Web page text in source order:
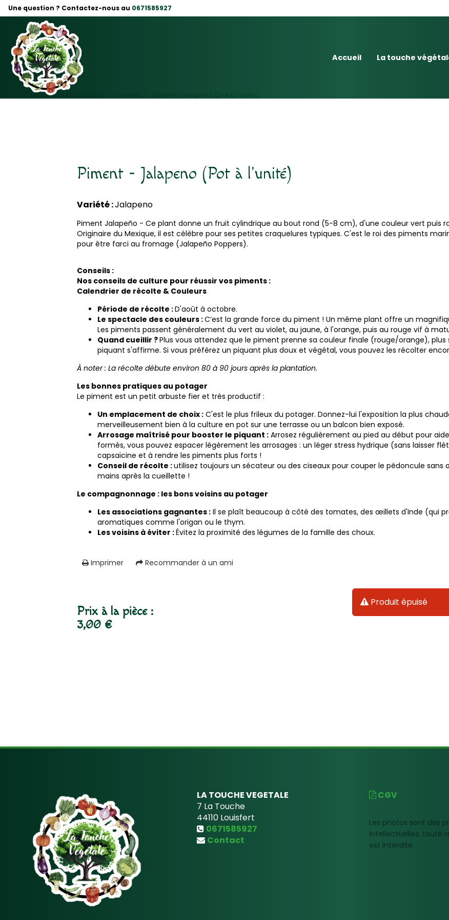
Accueil La touche
plants potagers
Piment - Jalapeno (Pot à l'unité)
Variété :Jalapeno
Piment Jalapeño - Ce plant donne un fruit cylindrique au bout rond (5-8 cm), d'une couleur vert puis
Originaire du Mexique, il est célèbre pour ses petites craquelures typiques. C'est le roi des piments
pour être farci au fromage (Jalapeño Poppers).
Conseils :
Nos conseils de culture pour réussir vos piments :
Calendrier de récolte & Couleurs
Période de récolte :D'août à octobre.
Le spectacle des couleurs :C’est la grande force du piment ! Un même plant offre un
Les piments passent généralement du vert au violet, au jaune, à l'orange, puis au rouge vif à
Quand cueillir ?Plus vous attendez que le piment prenne sa couleur finale (rouge/orange),
piquant s'affirme. Si vous préférez un piquant plus doux et végétal, vous pouvez les récolter
À noter : La récolte débute environ 80 à 90 jours après la plantation.
Les bonnes pratiques au potager
Le piment est un petit arbuste fier et très productif :
Un emplacement de choix : C'est le plus frileux du potager. Donnez-lui l'exposition la plus
merveilleusement bien à la culture en pot sur une terrasse ou un balcon bien exposé.
Arrosage maîtrisé pour booster le piquant : Arrosez régulièrement au pied au début pour
formés, vous pouvez espacer légèrement les arrosages : un léger stress hydrique (sans laisser
capsaïcine et à rendre les piments plus forts !
Conseil de récolte :utilisez toujours un sécateur ou des ciseaux pour couper le pédoncule sans
mains après la cueillette !
Le compagnonnage : les bons voisins au potager
Les associations gagnantes : Il se plaît beaucoup à côté des tomates, des œillets d'Inde (qui
aromatiques comme l'origan ou le thym.
Les voisins à éviter :Évitez la proximité des légumes de la famille des choux.
Imprimer Recommander à un ami
Prix à la pièce :
3,00 €
Produit épuisé
Une question ? Contactez-nous au 0671585927
LA TOUCHE VEGETALE
7 La Touche
44110 Louisfert
0671585927
Contact
CGV
Les photos sont des
intellectuelles, toute
est interdite.
Panneau de gestion des cookies